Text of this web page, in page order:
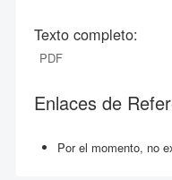
Texto completo:
PDF
Enlaces de
Por el momento, no